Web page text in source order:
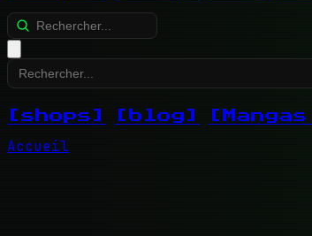
[shops] [blog]
Accueil